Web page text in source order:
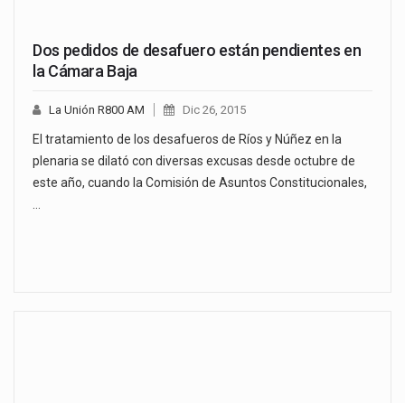
Dos pedidos de desafuero están pendientes en
la Cámara Baja
La Unión R800 AM Dic 26, 2015
El tratamiento de los desafueros de Ríos y Núñez en la
plenaria se dilató con diversas excusas desde octubre de
este año, cuando la Comisión de Asuntos Constitucionales,
…